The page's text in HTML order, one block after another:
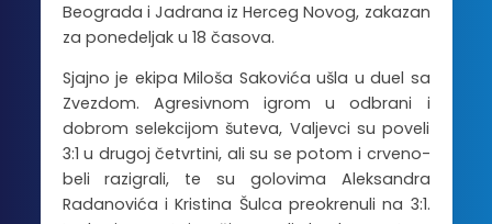
Beograda i Jadrana iz Herceg Novog, zakazan
za ponedeljak u 18 časova.
Sjajno je ekipa Miloša Sakovića ušla u duel sa
Zvezdom. Agresivnom igrom u odbrani i
dobrom selekcijom šuteva, Valjevci su poveli
3:1 u drugoj četvrtini, ali su se potom i crveno-
beli razigrali, te su golovima Aleksandra
Radanovića i Kristina Šulca preokrenuli na 3:1.